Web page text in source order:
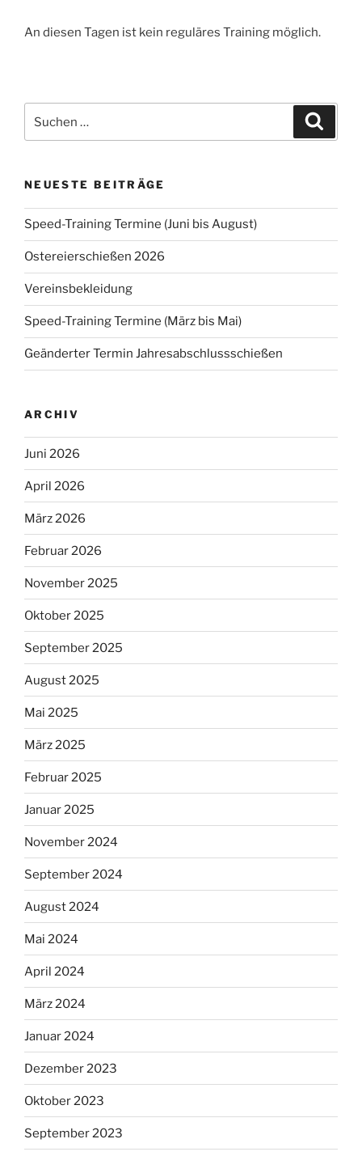
An diesen Tagen ist kein reguläres Training möglich.
nach:
NEUESTE BEITRÄGE
Speed-Training Termine (Juni bis August)
Ostereierschießen 2026
Vereinsbekleidung
Speed-Training Termine (März bis Mai)
Geänderter Termin Jahresabschlussschießen
ARCHIV
Juni 2026
April 2026
März 2026
Februar 2026
November 2025
Oktober 2025
September 2025
August 2025
Mai 2025
März 2025
Februar 2025
Januar 2025
November 2024
September 2024
August 2024
Mai 2024
April 2024
März 2024
Januar 2024
Dezember 2023
Oktober 2023
September 2023